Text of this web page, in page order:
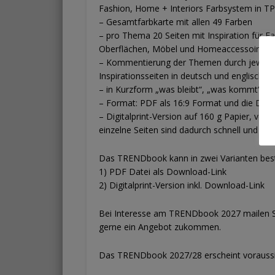
Fashion, Home + Interiors Farbsystem in
– Gesamtfarbkarte mit allen 49 Farben
– pro Thema 20 Seiten mit Inspiration für
Oberflächen, Möbel und Homeaccessoire-
– Kommentierung der Themen durch
Inspirationsseiten in deutsch und englisch
– in Kurzform „was bleibt“, „was kommt“
– Format: PDF als 16:9 Format und die
– Digitalprint-Version auf 160 g Papier, von
einzelne Seiten sind dadurch schnell und
Das TRENDbook kann in zwei Varianten
1) PDF Datei als Download-Link
2) Digitalprint-Version inkl. Download-Link
Bei Interesse am TRENDbook 2027 mailen
gerne ein Angebot zukommen.
Das TRENDbook 2027/28 erscheint